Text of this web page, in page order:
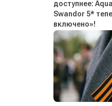
доступнее:
Swandor 5*
включено»!